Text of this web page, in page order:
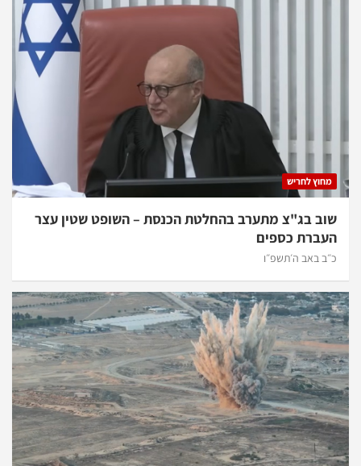
מחוץ לחריש
שוב בג"צ מתערב בהחלטת הכנסת – השופט שטין עצר
העברת כספים
כ״ב באב ה׳תשפ״ו